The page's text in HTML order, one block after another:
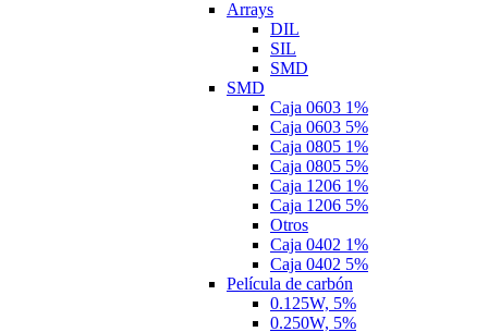
Arrays
DIL
SIL
SMD
SMD
Caja 0603 1%
Caja 0603 5%
Caja 0805 1%
Caja 0805 5%
Caja 1206 1%
Caja 1206 5%
Otros
Caja 0402 1%
Caja 0402 5%
Película de carbón
0.125W, 5%
0.250W, 5%